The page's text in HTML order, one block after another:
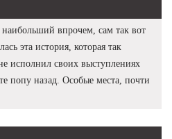
впрочем, сам так вот
эта история, которая так
исполнил своих выступлениях
попу назад. Особые места, почти